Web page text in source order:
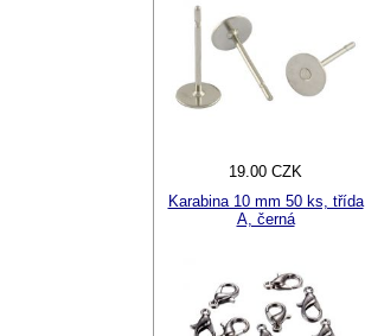
19.00 CZK
Karabina 10 mm 50 ks, třída
A, černá